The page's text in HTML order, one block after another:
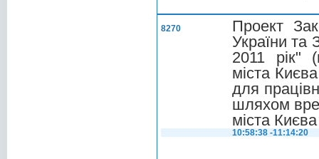
8270
Проект
України та
2011 рік"
міста
для
шляхом
міста
10:58:38 -11:14:20